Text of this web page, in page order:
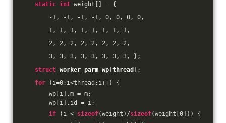
static int weight[] = {
-1, -1, -1, -1, 0, 0, 0, 0,
1, 1, 1, 1, 1, 1, 1, 1,
2, 2, 2, 2, 2, 2, 2, 2,
3, 3, 3, 3, 3, 3, 3, 3, };
struct worker_parm wp thread
];
for (i=0;i<thread;i++) {
wp[i].m = m;
wp[i].id = i;
if (i < sizeof(weight)/sizeof(weight[ 0 ])) {